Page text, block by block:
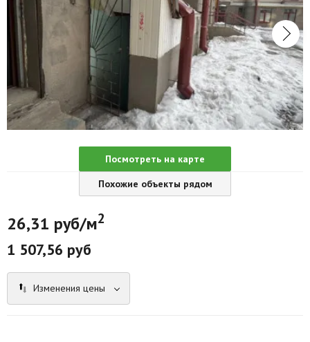
Аренда коммерческой недвижимости
Другие разделы
Новости
Агентства
Ремонт квартир
Грузовое такси
Способы оплаты
Посмотреть на карте
Похожие объекты рядом
26,31 руб/м2
1 507,56 руб
Изменения цены